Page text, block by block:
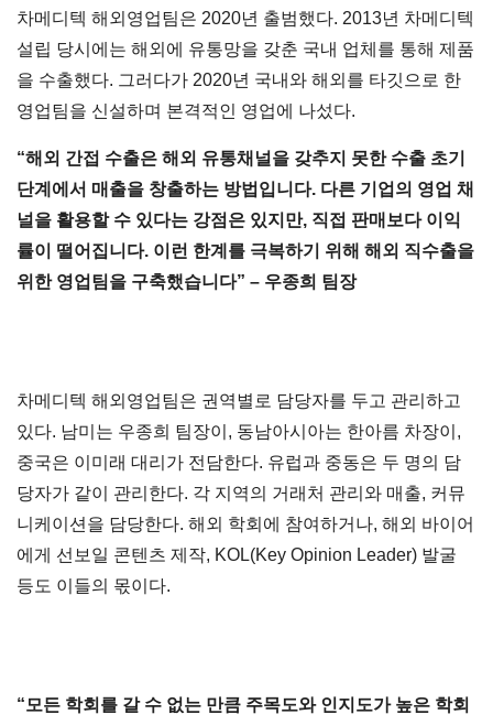
차메디텍 해외영업팀은 2020년 출범했다. 2013년 차메디텍
설립 당시에는 해외에 유통망을 갖춘 국내 업체를 통해 제품
을 수출했다. 그러다가 2020년 국내와 해외를 타깃으로 한
영업팀을 신설하며 본격적인 영업에 나섰다.
“해외 간접 수출은 해외 유통채널을 갖추지 못한 수출 초기
단계에서 매출을 창출하는 방법입니다. 다른 기업의 영업 채
널을 활용할 수 있다는 강점은 있지만, 직접 판매보다 이익
률이 떨어집니다. 이런 한계를 극복하기 위해 해외 직수출을
위한 영업팀을 구축했습니다” – 우종희 팀장
차메디텍 해외영업팀은 권역별로 담당자를 두고 관리하고
있다. 남미는 우종희 팀장이, 동남아시아는 한아름 차장이,
중국은 이미래 대리가 전담한다. 유럽과 중동은 두 명의 담
당자가 같이 관리한다. 각 지역의 거래처 관리와 매출, 커뮤
니케이션을 담당한다. 해외 학회에 참여하거나, 해외 바이어
에게 선보일 콘텐츠 제작, KOL(Key Opinion Leader) 발굴
등도 이들의 몫이다.
“모든 학회를 갈 수 없는 만큼 주목도와 인지도가 높은 학회